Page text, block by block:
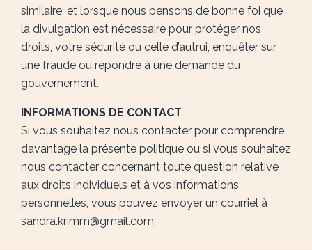
similaire, et lorsque nous pensons de bonne foi que
la divulgation est nécessaire pour protéger nos
droits, votre sécurité ou celle d’autrui, enquêter sur
une fraude ou répondre à une demande du
gouvernement.
INFORMATIONS DE CONTACT
Si vous souhaitez nous contacter pour comprendre
davantage la présente politique ou si vous souhaitez
nous contacter concernant toute question relative
aux droits individuels et à vos informations
personnelles, vous pouvez envoyer un courriel à
sandra.krimm@gmail.com.